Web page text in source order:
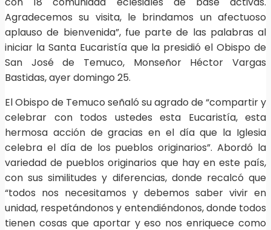
Agradecemos su visita, le brindamos un afectuoso
aplauso de bienvenida”, fue parte de las palabras al
iniciar la Santa Eucaristía que la presidió el Obispo de
San José de Temuco, Monseñor Héctor Vargas
Bastidas, ayer domingo 25.
El Obispo de Temuco señaló su agrado de “compartir y
celebrar con todos ustedes esta Eucaristía, esta
hermosa acción de gracias en el día que la Iglesia
celebra el día de los pueblos originarios”. Abordó la
variedad de pueblos originarios que hay en este país,
con sus similitudes y diferencias, donde recalcó que
“todos nos necesitamos y debemos saber vivir en
unidad, respetándonos y entendiéndonos, donde todos
tienen cosas que aportar y eso nos enriquece como